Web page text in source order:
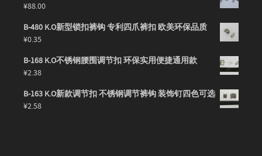
¥88.00
B-480 K.O新型锁扣裤钩 专利四爪裤扣 欧美环保品质
¥0.35
B-168 K.O不锈钢腰围调节扣 环保实用便捷通用款
¥2.38
B-163 K.O新款调节扣 不锈钢调节裤钩 装饰钉四色可选
¥2.58